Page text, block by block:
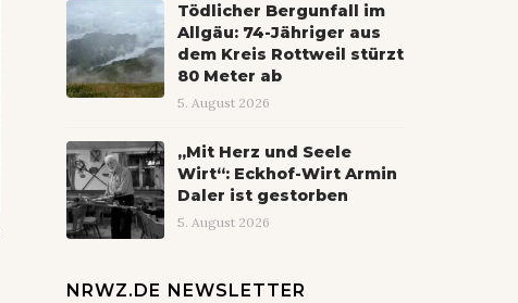
Tödlicher Bergunfall im
Allgäu: 74-Jähriger aus
dem Kreis Rottweil stürzt
80 Meter ab
5. August 2026
„Mit Herz und Seele
Wirt“: Eckhof-Wirt Armin
Daler ist gestorben
5. August 2026
NRWZ.DE NEWSLETTER